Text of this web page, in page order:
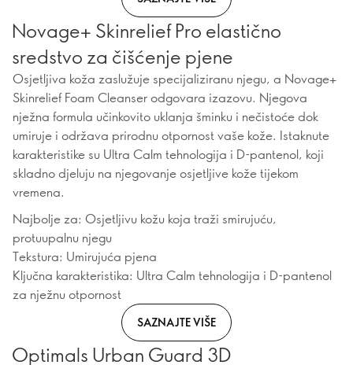
Novage+ Skinrelief Pro elastično
sredstvo za čišćenje pjene
Osjetljiva koža zaslužuje specijaliziranu njegu, a Novage+
Skinrelief Foam Cleanser odgovara izazovu. Njegova
nježna formula učinkovito uklanja šminku i nečistoće dok
umiruje i održava prirodnu otpornost vaše kože. Istaknute
karakteristike su Ultra Calm tehnologija i D-pantenol, koji
skladno djeluju na njegovanje osjetljive kože tijekom
vremena.
Najbolje za: Osjetljivu kožu koja traži smirujuću,
protuupalnu njegu
Tekstura: Umirujuća pjena
Ključna karakteristika: Ultra Calm tehnologija i D-pantenol
za nježnu otpornost
SAZNAJTE VIŠE
Optimals Urban Guard 3D